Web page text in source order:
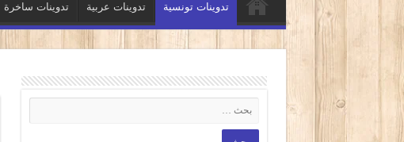
تدوينات تونسية تدوينات عربية تدوينات ساخرة